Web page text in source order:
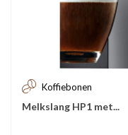
Koffiebonen
Melkslang HP1 met...